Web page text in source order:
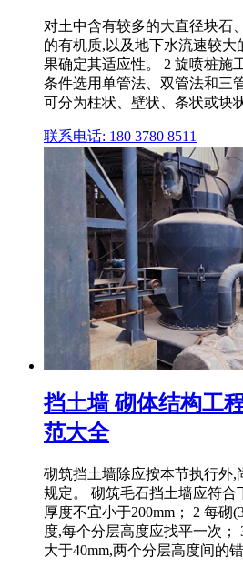
对土中含有较多的大直径块石
的有机质,以及地下水流速较
果确定其适应性。 2 旋喷桩施
条件选用单管法、双管法和三
可分为柱状、壁状、条状或块状
联系电话: 180 3780 8511
挡土墙 砌体结构工
范大全
砌筑挡土墙除应按本节执行外,
规定。 砌筑毛石挡土墙应符合
厚度不宜小于200mm； 2 每砌
度,每个分层高度应找平一次；
大于40mm,两个分层高度间的